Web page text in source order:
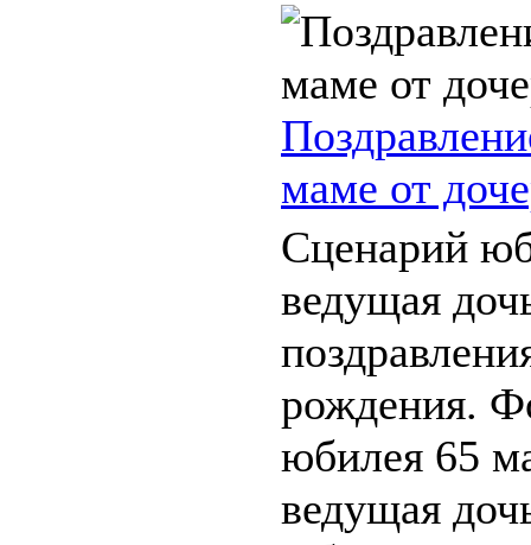
маме от
Сценарий
ведущая
рождения.
юбилея 65
ведущая